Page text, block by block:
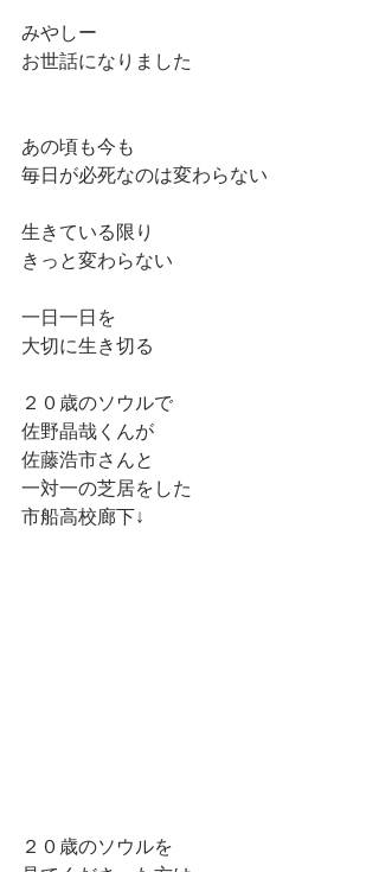
みやしー
お世話になりました
あの頃も今も
毎日が必死なのは変わらない
生きている限り
きっと変わらない
一日一日を
大切に生き切る
２０歳のソウルで
佐野晶哉くんが
佐藤浩市さんと
一対一の芝居をした
市船高校廊下↓
２０歳のソウルを